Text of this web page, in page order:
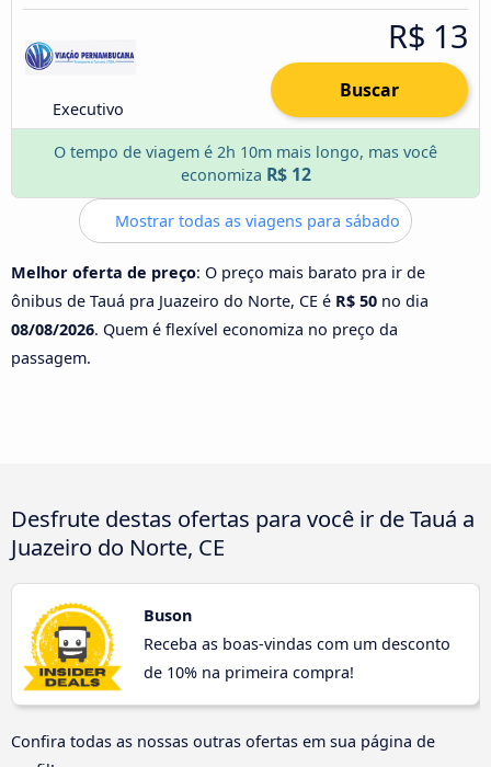
Executivo
R$ 13
Buscar
O tempo de viagem é 2h 10m mais longo, mas você
economiza R$ 12
Mostrar todas as viagens para sábado
Melhor oferta de preço: O preço mais barato pra ir de
ônibus de Tauá pra Juazeiro do Norte, CE é R$ 50 no dia
08/08/2026. Quem é flexível economiza no preço da
passagem.
Desfrute destas ofertas para você ir de Tauá a
Juazeiro do Norte, CE
Buson
Receba as boas-vindas com um desconto
de 10% na primeira compra!
Confira todas as nossas outras ofertas em sua página de